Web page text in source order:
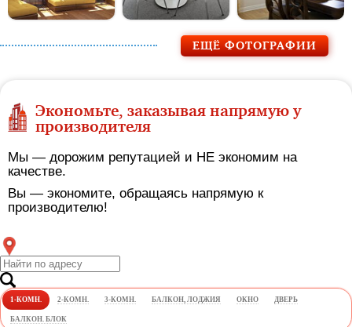
ЕЩЁ ФОТОГРАФИИ
Экономьте, заказывая напрямую у
производителя
Мы — дорожим репутацией и НЕ экономим на
качестве.
Вы — экономите, обращаясь напрямую к
производителю!
1-КОМН. 2-КОМН. 3-КОМН. БАЛКОН, ЛОДЖИЯ ОКНО ДВЕРЬ
БАЛКОН. БЛОК